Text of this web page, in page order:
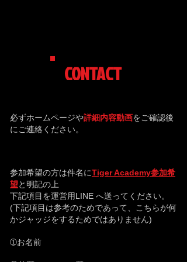
CONTACT
必ずホームページや詳細内容動画をご確認後
にご連絡ください。
参加希望の方は件名にTiger Academy参加希
望と明記の上
下記項目を運営用LINE へ送ってください。
(下記項目は参考のためであって、こちらが何
かジャッジをするためではありません)​
➀お名前​